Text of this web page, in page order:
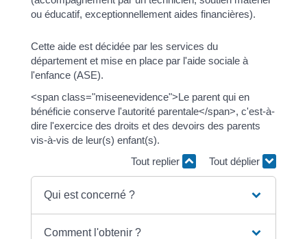
ou éducatif, exceptionnellement aides financières).
Cette aide est décidée par les services du
département et mise en place par l'aide sociale à
l'enfance (ASE).
<span class="miseenevidence">Le parent qui en
bénéficie conserve l'autorité parentale</span>, c'est-à-
dire l'exercice des droits et des devoirs des parents
vis-à-vis de leur(s) enfant(s).
Tout replier
Tout déplier
Qui est concerné ?
Comment l'obtenir ?